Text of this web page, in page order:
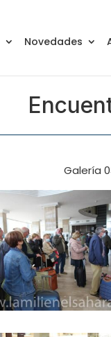
Novedades
Galería